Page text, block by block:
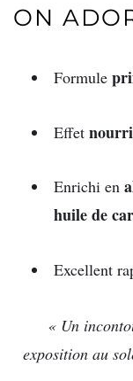
ON
Formule
Effet
Enrichi en
huile de
Excellent
« Un
exposition au